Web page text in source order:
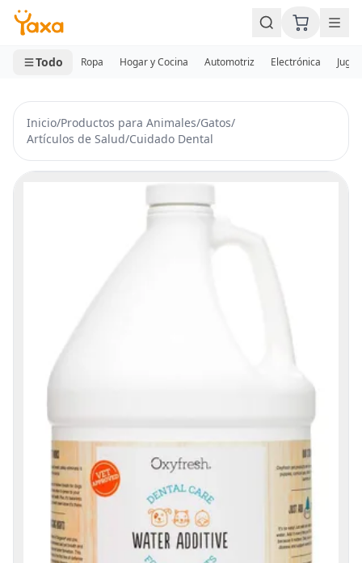
MINI CARRITO
0 productos
Todo Ropa Hogar y Cocina Automotriz Electrónica
Inicio/Productos para Animales/Gatos/
Artículos de Salud/Cuidado Dental